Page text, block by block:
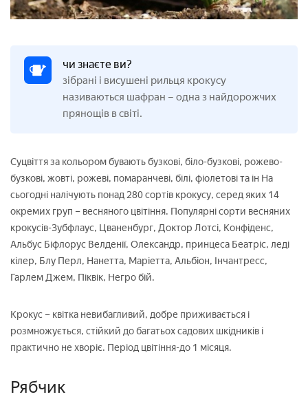
чи знаєте ви?
зібрані і висушені рильця крокусу
називаються шафран – одна з найдорожчих
прянощів в світі.
Суцвіття за кольором бувають бузкові, біло-бузкові, рожево-
бузкові, жовті, рожеві, помаранчеві, білі, фіолетові та ін На
сьогодні налічують понад 280 сортів крокусу, серед яких 14
окремих груп – весняного цвітіння. Популярні сорти весняних
крокусів-Зубфлаус, Цваненбург, Доктор Лотсі, Конфіденс,
Альбус Біфлорус Велденії, Олександр, принцеса Беатріс, леді
кілер, Блу Перл, Нанетта, Маріетта, Альбіон, Інчантресс,
Гарлем Джем, Піквік, Негро бій.
Крокус – квітка невибагливий, добре приживається і
розмножується, стійкий до багатьох садових шкідників і
практично не хворіє. Період цвітіння-до 1 місяця.
Рябчик